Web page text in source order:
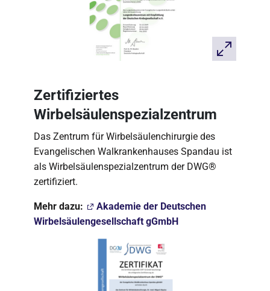
Zertifiziertes
Wirbelsäulenspezialzentrum
Das Zentrum für Wirbelsäulenchirurgie des
Evangelischen Walkrankenhauses Spandau ist
als Wirbelsäulenspezialzentrum der DWG®
zertifiziert.
Mehr dazu:
Akademie der Deutschen
Wirbelsäulengesellschaft gGmbH